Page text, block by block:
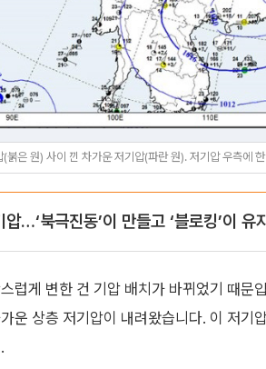
은 원) 사이 낀 차가운 저기압(파란 원). 저기압 우측에
압…‘북극진동’이 만들고 ‘블로킹’이 유
럽게 변한 건 기압 배치가 바뀌었기 때문
운 상층 저기압이 내려왔습니다. 이 저기